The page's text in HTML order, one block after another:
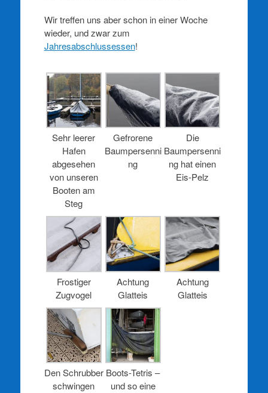
Wir treffen uns aber schon in einer Woche
wieder, und zwar zum
Jahresabschlussessen!
Sehr leerer
Hafen
abgesehen
von unseren
Booten am
Steg
Gefrorene
Baumpersenni
ng
Die
Baumpersenni
ng hat einen
Eis-Pelz
Frostiger
Zugvogel
Achtung
Glatteis
Achtung
Glatteis
Den Schrubber
schwingen
Boots-Tetris –
und so eine